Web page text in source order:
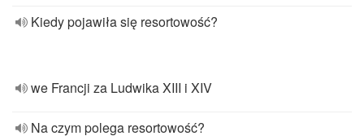
Kiedy pojawiła się resortowość?
we Francji za Ludwika XIII i XIV
Na czym polega resortowość?